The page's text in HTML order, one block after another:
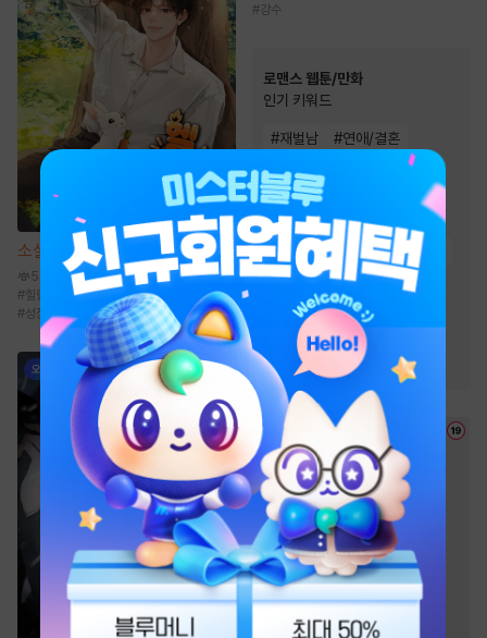
소설 헬 난이도에서 쉴게요
5.1만
# 힐링물 퓨전판타지 #영지물
시스템
#성장물
#강수
로맨스 웹툰/만화
인기 키워드
#재벌남 #연애/결혼
#역사/시대물
#친구 #계약관계 #
# 짝사랑 까칠남 #힐링물
#다정남 #친구>연인
서양풍 #성장물
오피스물 #직진녀
#
트라우마 #현대물